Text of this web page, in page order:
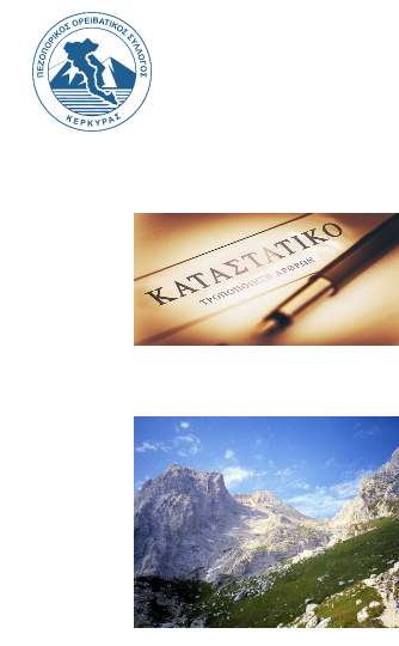
Ανακοινώσεις
Ανακοινώσεις